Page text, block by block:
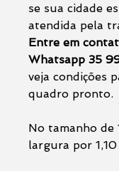
se sua cidade
atendida pela
Entre em
Whatsapp 35
veja condições
quadro pronto.
No tamanho de
largura por